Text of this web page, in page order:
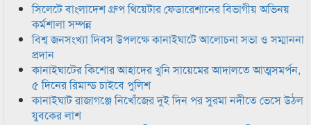
সিলেটে বাংলাদেশ গ্রুপ থিয়েটার ফেডারেশানের বিভাগীয় অভিনয়
কর্মশালা সম্পন্ন
বিশ্ব জনসংখ্যা দিবস উপলক্ষে কানাইঘাটে আলোচনা সভা ও সম্মাননা
প্রদান
কানাইঘাটের কিশোর আহাদের খুনি সায়েমের আদালতে আত্মসমর্পন,
৫ দিনের রিমান্ড চাইবে পুলিশ
কানাইঘাট রাজাগঞ্জে নিখোঁজের দুই দিন পর সুরমা নদীতে ভেসে উঠল
যুবকের লাশ